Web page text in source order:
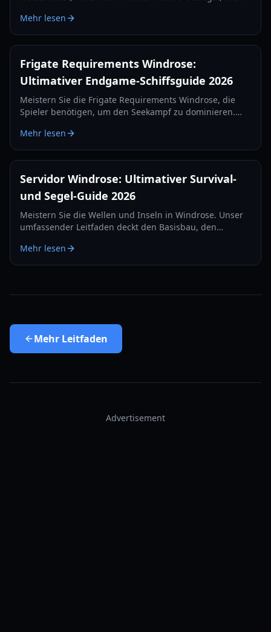
und Eisenbarren herstellst.
Mehr lesen
Frigate Requirements Windrose:
Ultimativer Endgame-Schiffsguide 2026
Meistern Sie die Frigate Requirements Windrose, die
Spieler benötigen, um den Seekampf zu dominieren.
Verteidigungsgegenstände und Taktiken für 2026.
Mehr lesen
Servidor Windrose: Ultimativer Survival-
und Segel-Guide 2026
Meistern Sie die Wellen und Inseln in Windrose. Unser
umfassender Leitfaden deckt den Basisbau, den
Mehr lesen
Mehr Leitfaden
Advertisement